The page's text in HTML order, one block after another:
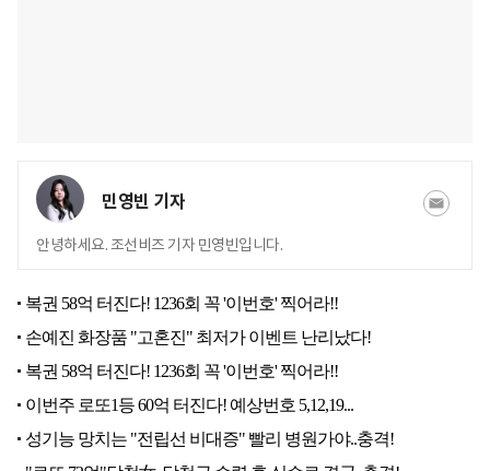
민영빈 기자
안녕하세요. 조선비즈 기자 민영빈입니다.